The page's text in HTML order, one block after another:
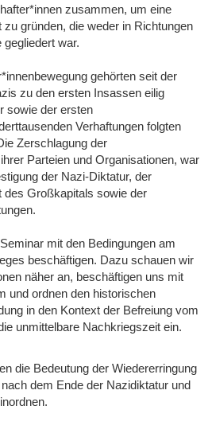
zusammen, um eine
gründen, die weder in Richtungen
war.
gehörten seit der
zu den ersten Insassen eilig
sowie der ersten
Verhaftungen folgten
Zerschlagung der
Parteien und Organisationen, war
der Nazi-Diktatur, der
des Großkapitals sowie der
mit den Bedingungen am
beschäftigen. Dazu schauen wir
näher an, beschäftigen uns mit
und ordnen den historischen
in den Kontext der Befreiung vom
unmittelbare Nachkriegszeit ein.
die Bedeutung der Wiedererringung
dem Ende der Nazidiktatur und